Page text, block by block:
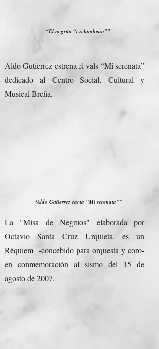
“El negrito “cachimbeao””
Aldo Gutierrez estrena el vals “Mi serenata”
dedicado al Centro Social, Cultural y
Musical Breña.
“Aldo Gutierrez canta "Mi serenata""
La "Misa de Negritos" elaborada por
Octavio Santa Cruz Urquieta, es un
Réquiem -concebido para orquesta y coro-
en conmemoración al sismo del 15 de
agosto de 2007.